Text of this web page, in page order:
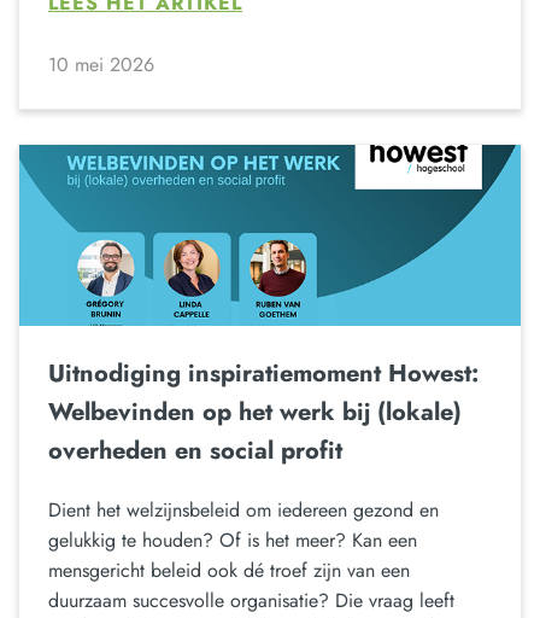
10 mei 2026
Uitnodiging inspiratiemoment Howest:
Welbevinden op het werk bij (lokale)
overheden en social profit
Dient het welzijnsbeleid om iedereen gezond en
gelukkig te houden? Of is het meer? Kan een
mensgericht beleid ook dé troef zijn van een
duurzaam succesvolle organisatie? Die vraag leeft